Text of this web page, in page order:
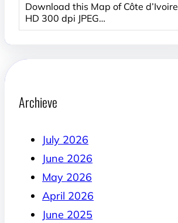
Download this Map of Côte d’Ivoire
HD 300 dpi JPEG…
Archieve
July 2026
June 2026
May 2026
April 2026
June 2025